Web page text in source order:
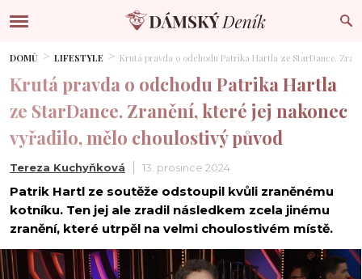
DOMŮ LIFESTYLE Krutá pravda o odchodu Patrika Hartla ze StarDance.
Krutá pravda o odchodu Patrika Hartla
ze StarDance. Zranění, které jej nakonec
vyřadilo, mělo choulostivý původ
Tereza Kuchyňková 13. prosince 2024
Patrik Hartl ze soutěže odstoupil kvůli zraněnému
kotníku. Ten jej ale zradil následkem zcela jinému
zranění, které utrpěl na velmi choulostivém místě.